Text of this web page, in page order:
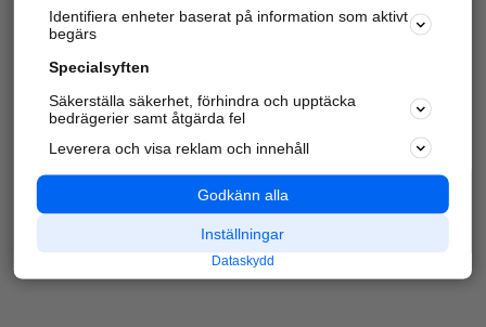
information om företag, privatpersoner och
platser.
Identifiera enheter baserat på information som aktivt
begärs
Specialsyften
Säkerställa säkerhet, förhindra och upptäcka
bedrägerier samt åtgärda fel
Leverera och visa reklam och innehåll
Godkänn alla
Inställningar
Dataskydd